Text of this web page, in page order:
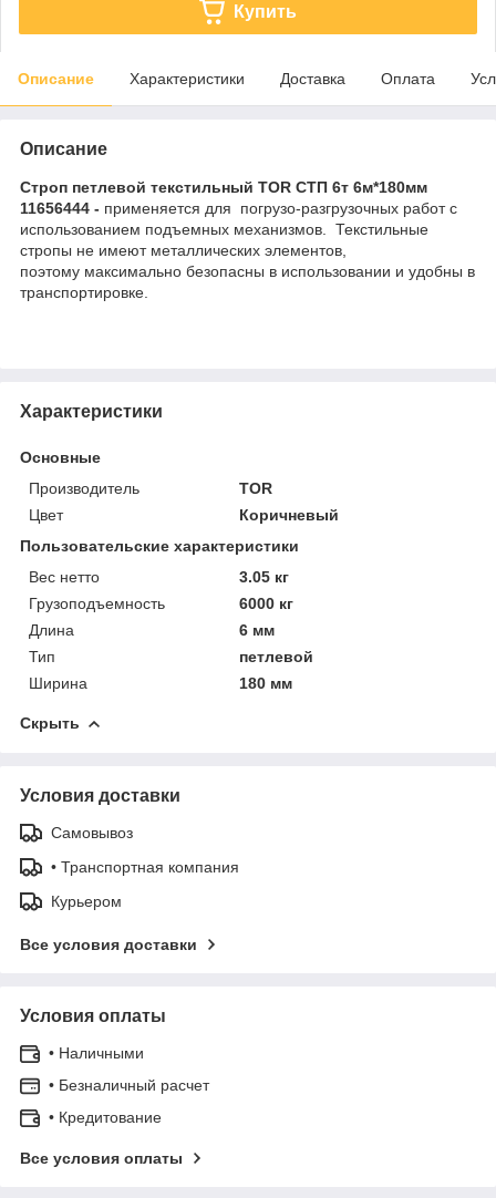
Купить
Описание Характеристики Доставка Оплата
Описание
Строп петлевой текстильный TOR СТП 6т 6м*180мм
11656444 - применяется для погрузо-разгрузочных работ с
использованием подъемных механизмов. Текстильные
стропы не имеют металлических элементов,
поэтому максимально безопасны в использовании и удобны в
транспортировке.
Характеристики
Основные
Производитель
TOR
Цвет
Коричневый
Пользовательские характеристики
Вес нетто
3.05 кг
Грузоподъемность
6000 кг
Длина
6 мм
Тип
петлевой
Ширина
180 мм
Скрыть
Условия доставки
Самовывоз
• Транспортная компания
Курьером
Все условия доставки
Условия оплаты
• Наличными
• Безналичный расчет
• Кредитование
Все условия оплаты